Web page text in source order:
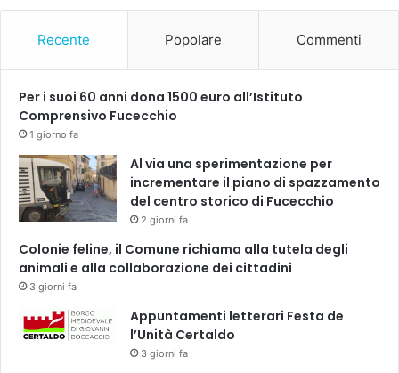
Recente Popolare Commenti
Per i suoi 60 anni dona 1500 euro all’Istituto
Comprensivo Fucecchio
1 giorno fa
Al via una sperimentazione per
incrementare il piano di spazzamento
del centro storico di Fucecchio
2 giorni fa
Colonie feline, il Comune richiama alla tutela degli
animali e alla collaborazione dei cittadini
3 giorni fa
Appuntamenti letterari Festa de
l’Unità Certaldo
3 giorni fa